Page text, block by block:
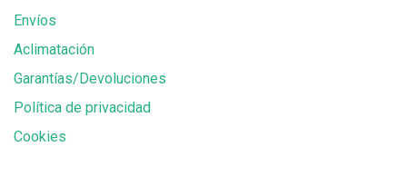
Envíos
Aclimatación
Garantías/Devoluciones
Política de privacidad
Cookies